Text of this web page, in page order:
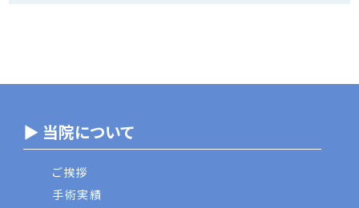
▶ 当院について
ご挨拶
手術実績